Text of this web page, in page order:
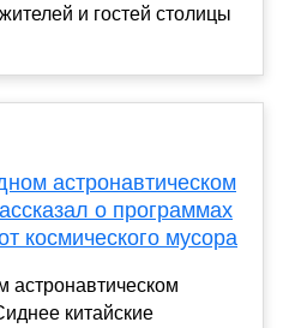
и гостей столицы
астронавтическом
о программах
космического мусора
китайские